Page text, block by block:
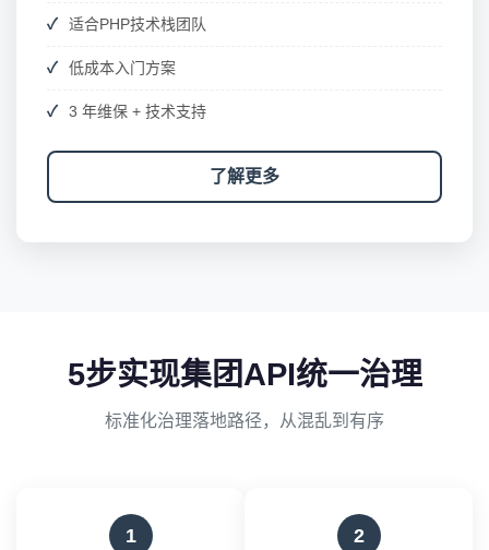
适合PHP技术栈团队
低成本入门方案
3 年维保 + 技术支持
了解更多
5步实现集团API统一治理
标准化治理落地路径，从混乱到有序
1 2